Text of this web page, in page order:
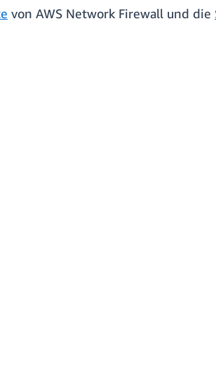
von AWS Network Firewall und die